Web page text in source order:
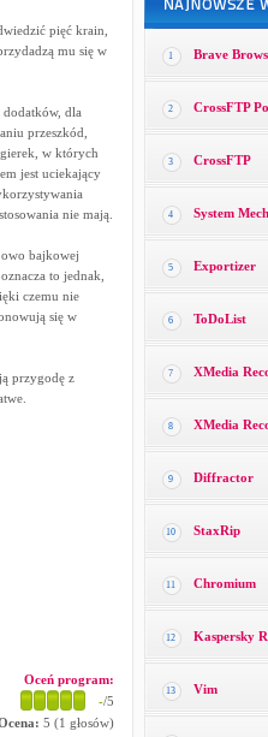
pięć krain,
mu się w
dla
przeszkód,
w których
jest uciekający
nie mają.
bajkowej
to jednak,
czemu nie
się w
przygodę z
Oceń program:
-/5
5 (1 głosów)
1 Brave
2 CrossFTP
3 CrossFTP
4 System
5 Exportizer
6 ToDoList
7 XMedia
8 XMedia
9 Diffractor
10 StaxRip
11 Chromium
12 Kaspersky
13 Vim